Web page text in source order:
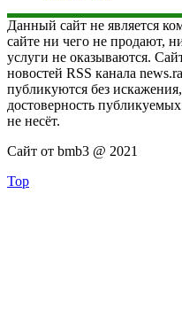
Данный сайт не является
сайте ни чего не продают,
услуги не оказываются.
новостей RSS канала
публикуются без искажения,
достоверность
не несёт.
Сайт от bmb3 @ 2021
Top